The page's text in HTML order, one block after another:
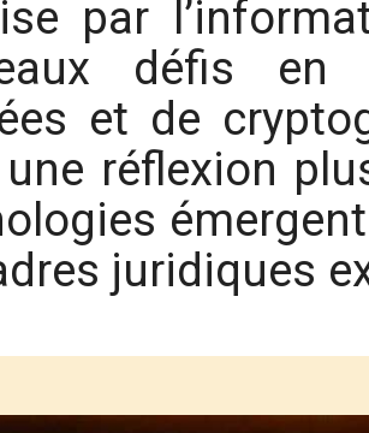
par
défis
et de
réflexion
juridiques